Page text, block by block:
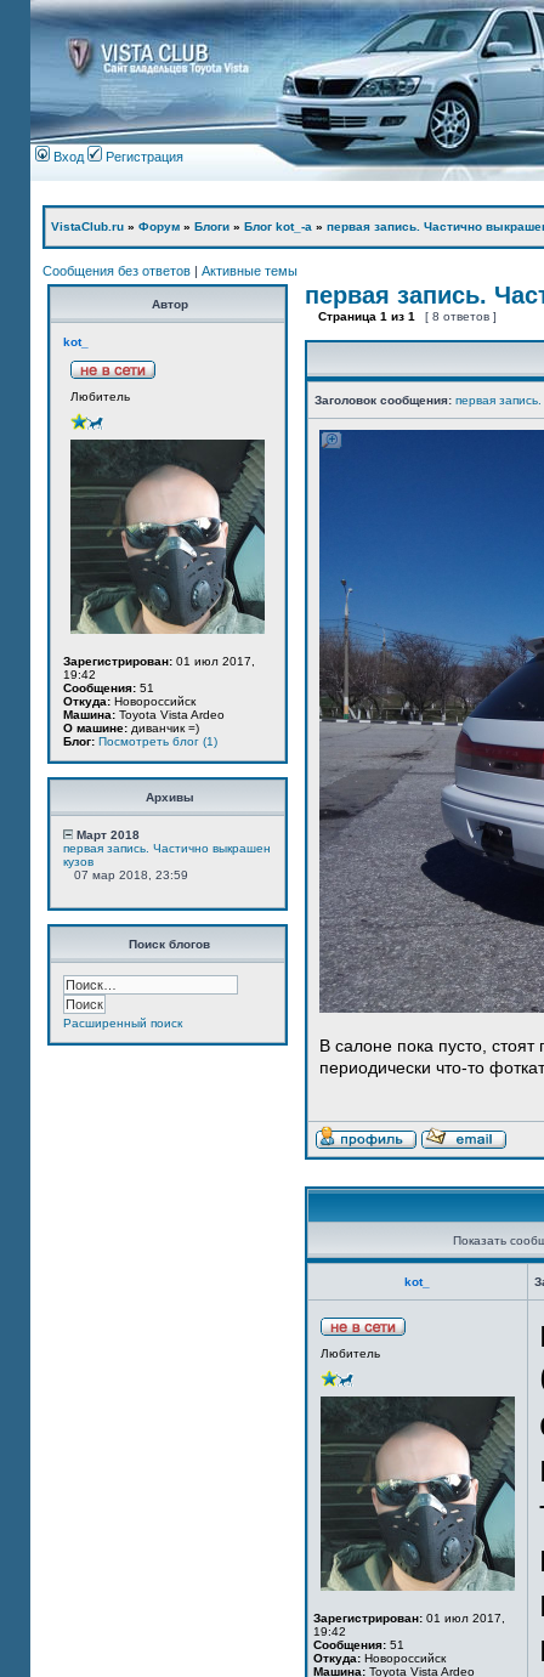
Вход Регистрация
VistaClub.ru » Форум » Блоги » Блог kot_-а » первая запись. Частично
Сообщения без ответов | Активные темы
Автор
kot_
Любитель
Зарегистрирован: 01 июл 2017,
19:42
Сообщения: 51
Откуда: Новороссийск
Машина: Toyota Vista Ardeo
О машине: диванчик =)
Блог: Посмотреть блог (1)
Архивы
Март 2018
первая запись. Частично выкрашен
кузов
07 мар 2018, 23:59
Поиск блогов
Расширенный поиск
первая запись.
Страница 1 из 1 [ 8 ответов ]
Заголовок сообщения: первая
В салоне пока пусто,
периодически что-то
Показать
kot_
Любитель
Зарегистрирован: 01 июл 2017,
19:42
Сообщения: 51
Откуда: Новороссийск
Машина: Toyota Vista Ardeo